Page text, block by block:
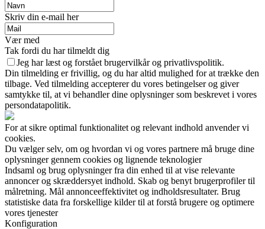
Skriv din e-mail her
Vær med
Tak fordi du har tilmeldt dig
Jeg har læst og forstået brugervilkår og privatlivspolitik.
Din tilmelding er frivillig, og du har altid mulighed for at trække den
tilbage. Ved tilmelding accepterer du vores betingelser og giver
samtykke til, at vi behandler dine oplysninger som beskrevet i vores
persondatapolitik.
For at sikre optimal funktionalitet og relevant indhold anvender vi
cookies.
Du vælger selv, om og hvordan vi og vores partnere må bruge dine
oplysninger gennem cookies og lignende teknologier
Indsaml og brug oplysninger fra din enhed til at vise relevante
annoncer og skræddersyet indhold. Skab og benyt brugerprofiler til
målretning. Mål annonceeffektivitet og indholdsresultater. Brug
statistiske data fra forskellige kilder til at forstå brugere og optimere
vores tjenester
Konfiguration